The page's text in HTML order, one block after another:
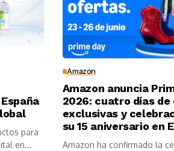
para
en...
Amazon
Amazon anuncia
2026: cuatro días
exclusivas y
su 15 aniversario en
Amazon ha confirmado la